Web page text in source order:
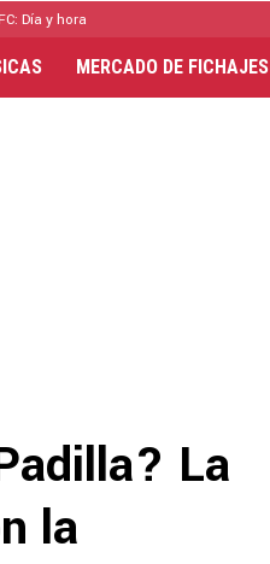
Día y hora
MERCADO DE FICHAJES
La
la